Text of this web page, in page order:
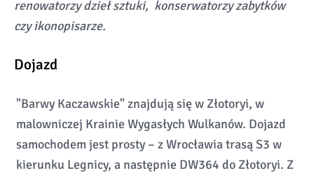
renowatorzy dzieł sztuki, konserwatorzy zabytków
czy ikonopisarze.
Dojazd
"Barwy Kaczawskie" znajdują się w Złotoryi, w
malowniczej Krainie Wygasłych Wulkanów. Dojazd
samochodem jest prosty – z Wrocławia trasą S3 w
kierunku Legnicy, a następnie DW364 do Złotoryi. Z